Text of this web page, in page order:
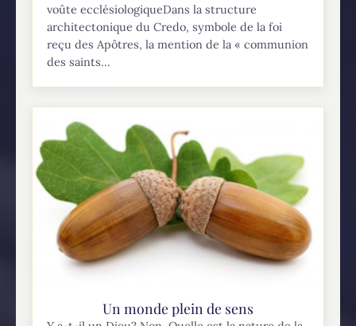
voûte ecclésiologiqueDans la structure
architectonique du Credo, symbole de la foi
reçu des Apôtres, la mention de la « communion
des saints...
Un monde plein de sens